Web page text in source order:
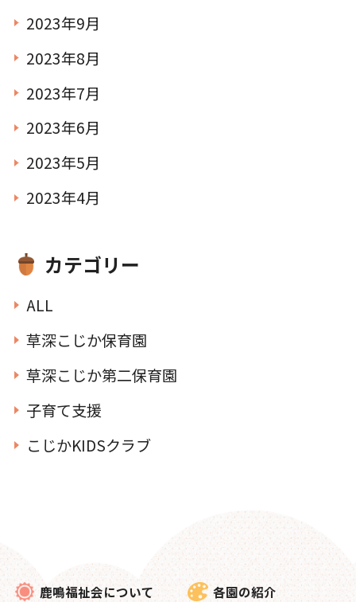
2023年9月
2023年8月
2023年7月
2023年6月
2023年5月
2023年4月
カテゴリー
ALL
草深こじか保育園
草深こじか第二保育園
子育て支援
こじかKIDSクラブ
鹿鳴福祉会について 各園の紹介